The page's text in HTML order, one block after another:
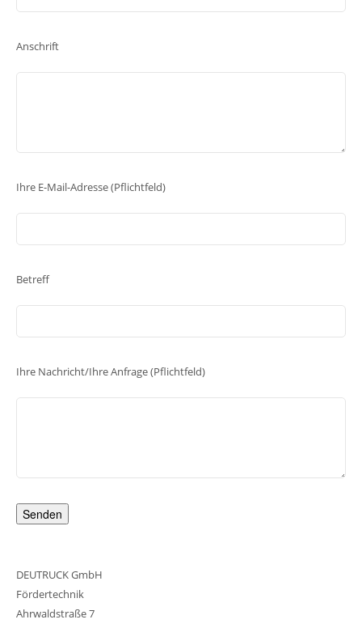
Anschrift
Ihre E-Mail-Adresse (Pflichtfeld)
Betreff
Ihre Nachricht/Ihre Anfrage (Pflichtfeld)
Bitte lasse dieses Feld leer.
DEUTRUCK GmbH
Fördertechnik
Ahrwaldstraße 7